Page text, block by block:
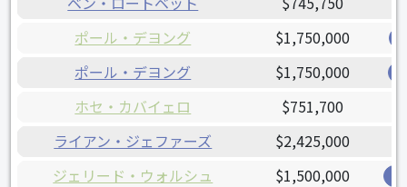
ポール・デヨング
$1,750,000
ポール・デヨング $1,750,000
ホセ・カバイェロ
$751,700
ライアン・ジェファーズ
$2,425,000
ジェリード・ウォルシュ $1,500,000